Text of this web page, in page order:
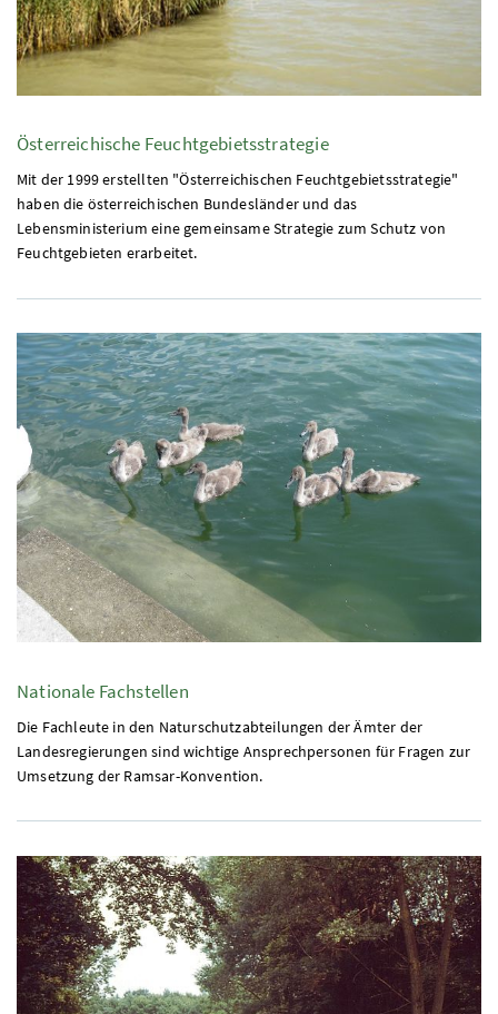
Österreichische Feuchtgebietsstrategie
Mit der 1999 erstellten "Österreichischen Feuchtgebietsstrategie"
haben die österreichischen Bundesländer und das
Lebensministerium eine gemeinsame Strategie zum Schutz von
Feuchtgebieten erarbeitet.
Nationale Fachstellen
Die Fachleute in den Naturschutzabteilungen der Ämter der
Landesregierungen sind wichtige Ansprechpersonen für Fragen zur
Umsetzung der Ramsar-Konvention.